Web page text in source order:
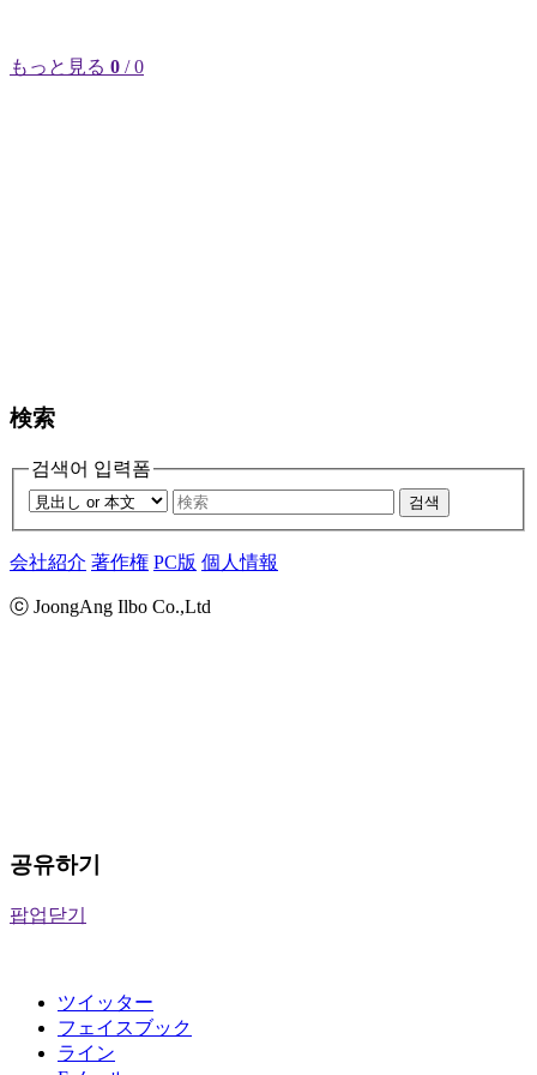
もっと見る 0 / 0
検索
검색어 입력폼
검색
会社紹介 著作権 PC版 個人情報
ⓒ JoongAng Ilbo Co.,Ltd
공유하기
팝업닫기
ツイッター
フェイスブック
ライン